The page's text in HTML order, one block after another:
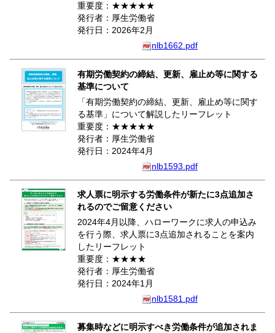
重要度：★★★★★
発行者：厚生労働省
発行日：2026年2月
nlb1662.pdf
有期労働契約の締結、更新、雇止め等に関する
基準について
「有期労働契約の締結、更新、雇止め等に関す
る基準」について解説したリーフレット
重要度：★★★★★
発行者：厚生労働省
発行日：2024年4月
nlb1593.pdf
求人票に明示する労働条件が新たに3点追加さ
れるのでご留意ください
2024年4月以降、ハローワークに求人の申込み
を行う際、求人票に3点追加されることを案内
したリーフレット
重要度：★★★★
発行者：厚生労働省
発行日：2024年1月
nlb1581.pdf
募集時などに明示すべき労働条件が追加されま